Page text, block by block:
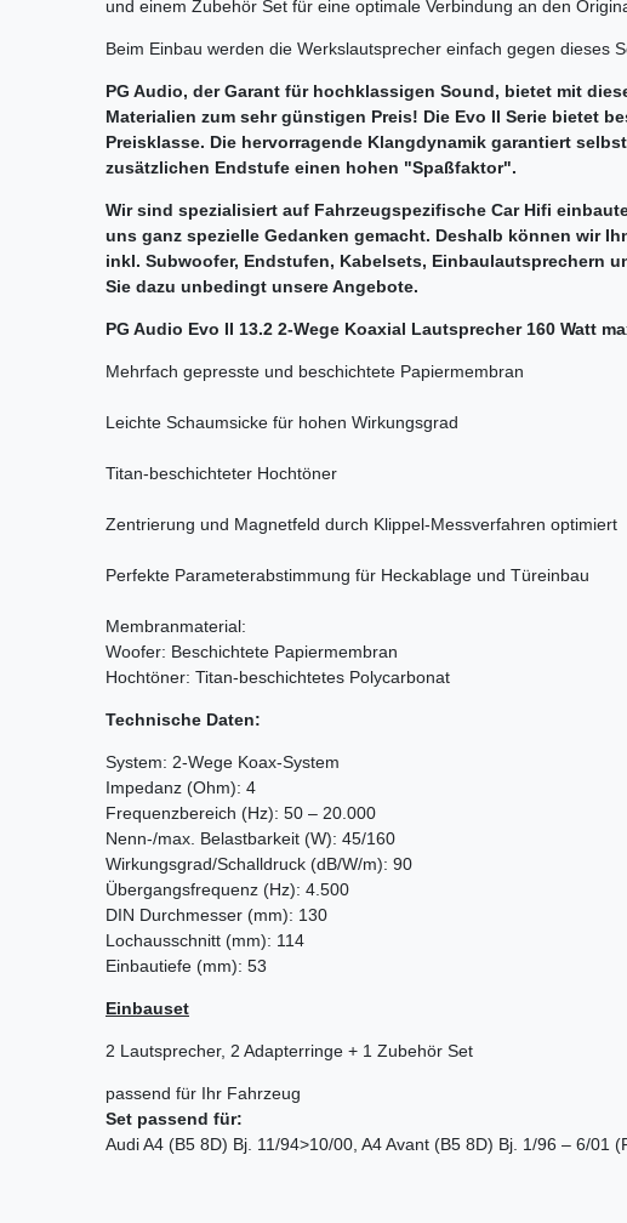
und einem Zubehör Set für eine optimale Verbindung an den
Beim Einbau werden die Werkslautsprecher einfach gegen dieses
PG Audio, der Garant für hochklassigen Sound, bietet mit
Materialien zum sehr günstigen Preis! Die Evo II Serie bietet
Preisklasse. Die hervorragende Klangdynamik garantiert
zusätzlichen Endstufe einen hohen "Spaßfaktor".
Wir sind spezialisiert auf Fahrzeugspezifische Car Hifi
uns ganz spezielle Gedanken gemacht. Deshalb können wir
inkl. Subwoofer, Endstufen, Kabelsets, Einbaulautsprechern
Sie dazu unbedingt unsere Angebote.
PG Audio Evo II 13.2 2-Wege Koaxial Lautsprecher 160 Watt
Mehrfach gepresste und beschichtete Papiermembran
Leichte Schaumsicke für hohen Wirkungsgrad
Titan-beschichteter Hochtöner
Zentrierung und Magnetfeld durch Klippel-Messverfahren optimiert
Perfekte Parameterabstimmung für Heckablage und Türeinbau
Membranmaterial:
Woofer: Beschichtete Papiermembran
Hochtöner: Titan-beschichtetes Polycarbonat
Technische Daten:
System: 2-Wege Koax-System
Impedanz (Ohm): 4
Frequenzbereich (Hz): 50 – 20.000
Nenn-/max. Belastbarkeit (W): 45/160
Wirkungsgrad/Schalldruck (dB/W/m): 90
Übergangsfrequenz (Hz): 4.500
DIN Durchmesser (mm): 130
Lochausschnitt (mm): 114
Einbautiefe (mm): 53
Einbauset
2 Lautsprecher, 2 Adapterringe + 1 Zubehör Set
passend für Ihr Fahrzeug
Set passend für:
Audi A4 (B5 8D) Bj. 11/94>10/00, A4 Avant (B5 8D) Bj. 1/96 – 6/01